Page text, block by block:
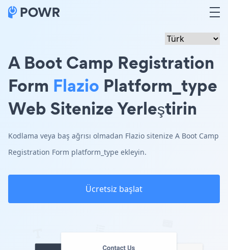
A Boot Camp Registration
Form Flazio Platform_type
Web Sitenize Yerleştirin
Kodlama veya baş ağrısı olmadan Flazio sitenize A Boot Camp
Registration Form platform_type ekleyin.
Ücretsiz başlat